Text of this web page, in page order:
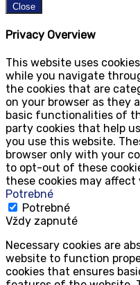
Close
Privacy Overview
This website uses
while you navigate
the cookies that are
on your browser as they
basic functionalities of
party cookies that help
you use this website.
browser only with your
to opt-out of these
these cookies may
Potrebné
Potrebné
Vždy zapnuté
Necessary cookies are
website to function
cookies that ensures